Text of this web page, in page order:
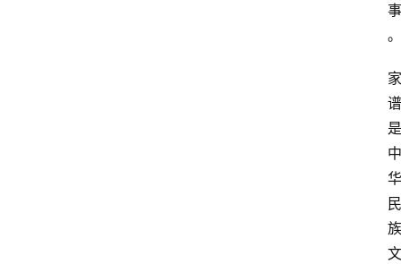
事
。
家
谱
是
中
华
民
族
文